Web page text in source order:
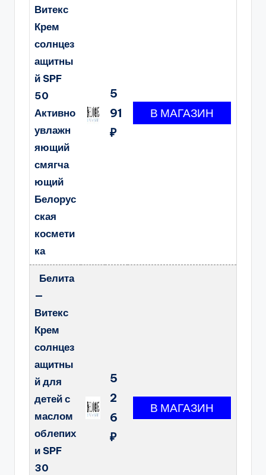
Витекс
Крем
солнцез
ащитны
й SPF
50
Активно
увлажн
яющий
смягча
ющий
Белорус
ская
космети
ка
5
91
₽
Белита
—
Витекс
Крем
солнцез
ащитны
й для
детей с
маслом
облепих
и SPF
30
5
2
6
₽